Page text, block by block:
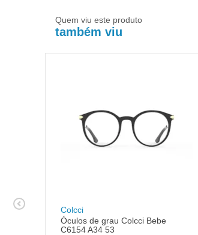
Quem viu este produto
também viu
Colcci
Óculos de grau Colcci Bebe
C6154 A34 53